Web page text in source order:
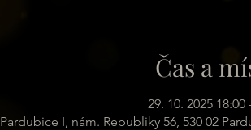
Čas a
29. 10. 2025 18:00
Pardubice I, nám. Republiky 56, 530 02